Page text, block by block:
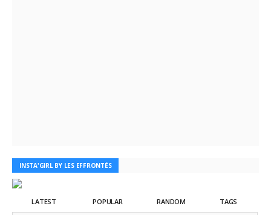
INSTA'GIRL BY LES EFFRONTÉS
LATEST POPULAR RANDOM TAGS